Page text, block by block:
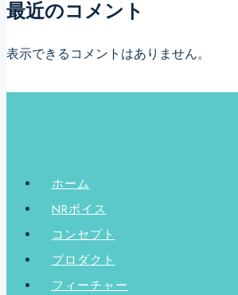
最近のコメント
表示できるコメントはありません。
ホーム
NRボイス
コンセプト
プロダクト
フィーチャー